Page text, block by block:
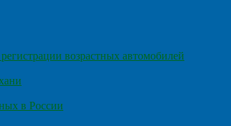
возрастных автомобилей
в России